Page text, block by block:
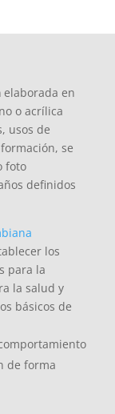
elaborada en
o acrílica
usos de
se
foto
definidos
los
para la
la salud y
básicos de
de forma